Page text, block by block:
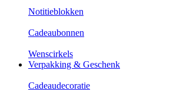
Notitieblokken
Cadeaubonnen
Wenscirkels
Verpakking & Geschenk
Cadeaudecoratie